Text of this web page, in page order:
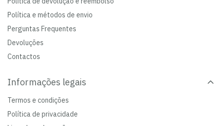
Política e métodos de envio
Perguntas Frequentes
Devoluções
Contactos
Informações legais
Termos e condições
Política de privacidade